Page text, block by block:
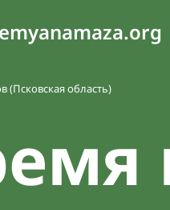
(Псковская область)